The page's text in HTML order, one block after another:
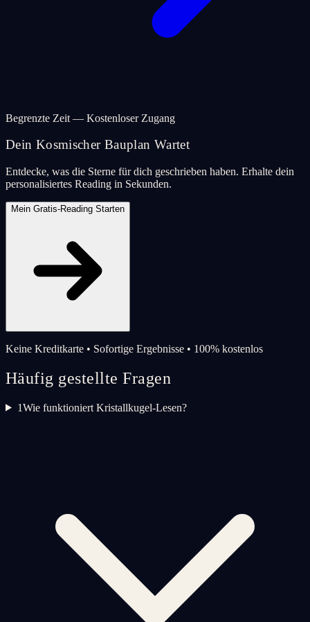
Begrenzte Zeit — Kostenloser Zugang
Dein Kosmischer Bauplan Wartet
Entdecke, was die Sterne für dich geschrieben haben. Erhalte dein
personalisiertes Reading in Sekunden.
Mein Gratis-Reading Starten
Keine Kreditkarte • Sofortige Ergebnisse • 100% kostenlos
Häufig gestellte Fragen
1Wie funktioniert Kristallkugel-Lesen?